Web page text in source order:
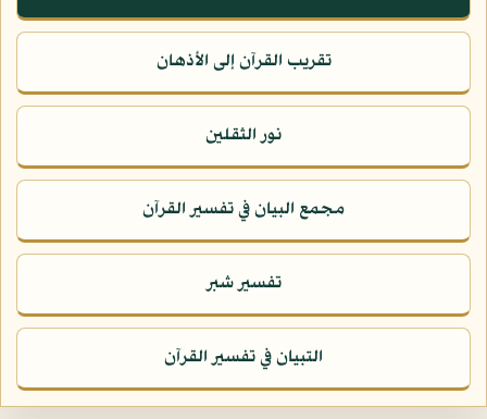
تقريب القرآن إلى الأذهان
نور الثقلين
مجمع البيان في تفسير القرآن
تفسير شبر
التبيان في تفسير القرآن